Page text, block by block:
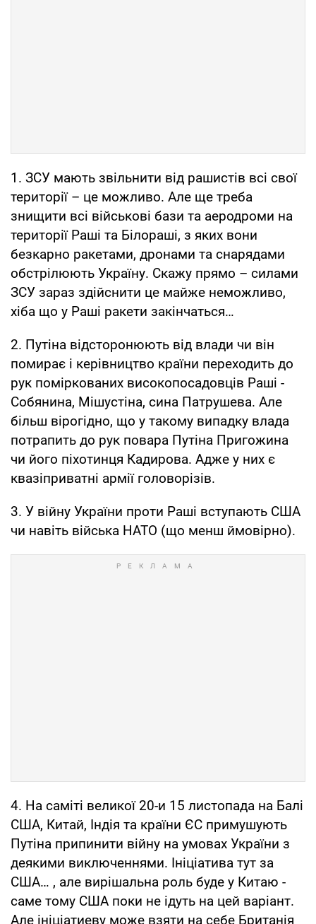
1. ЗСУ мають звільнити від рашистів всі свої
території – це можливо. Але ще треба
знищити всі військові бази та аеродроми на
території Раші та Білораші, з яких вони
безкарно ракетами, дронами та снарядами
обстрілюють Україну. Скажу прямо – силами
ЗСУ зараз здійснити це майже неможливо,
хіба що у Раші ракети закінчаться…
2. Путіна відсторонюють від влади чи він
помирає і керівництво країни переходить до
рук поміркованих високопосадовців Раші -
Собянина, Мішустіна, сина Патрушева. Але
більш вірогідно, що у такому випадку влада
потрапить до рук повара Путіна Пригожина
чи його піхотинця Кадирова. Адже у них є
квазіприватні армії головорізів.
3. У війну України проти Раші вступають США
чи навіть війська НАТО (що менш ймовірно).
4. На саміті великої 20-и 15 листопада на Балі
США, Китай, Індія та країни ЄС примушують
Путіна припинити війну на умовах України з
деякими виключеннями. Ініціатива тут за
США… , але вирішальна роль буде у Китаю -
саме тому США поки не ідуть на цей варіант.
Але ініціатиеву може взяти на себе Британія